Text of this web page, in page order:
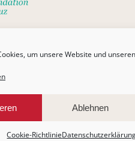
um unsere Website und
Ablehnen
Cookie-Richtlinie